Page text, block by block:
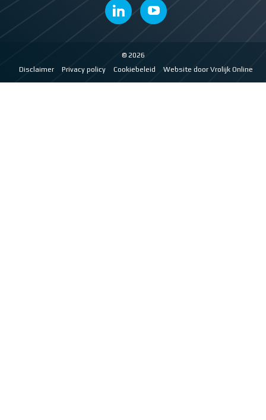
© 2026
Disclaimer
Privacy policy Cookiebeleid Website door Vrolijk Online